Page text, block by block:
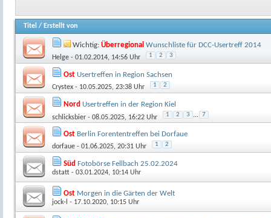
Titel / Erstellt von
Wichtig: Überregional Wunschliste für DCC-Usertreff 2014
Helge - 01.02.2014, 14:56 Uhr 1 2 3
Ost Usertreffen in Region Sachsen
Crystex - 10.05.2025, 23:38 Uhr 1 2
Nord Usertreffen in der Region Kiel
schlicksbier - 08.05.2025, 16:22 Uhr 1 2 3 ... 7
Ost Berlin Forententreffen bei Dorfaue
dorfaue - 01.06.2025, 20:31 Uhr 1 2
Süd Fotobörse Fellbach 25.02.2024
dstatt - 03.01.2024, 10:14 Uhr
Ost Morgen in die Gärten der Welt
jock-l - 17.10.2020, 10:15 Uhr